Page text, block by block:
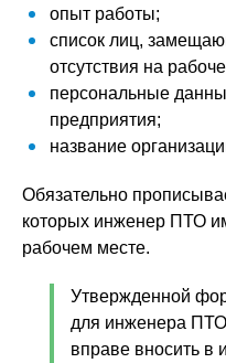
опыт работы;
список лиц,
отсутствия на
персональные
предприятия;
название
Обязательно
которых инженер ПТО
рабочем месте.
Утвержденной
для инженера ПТО
вправе вносить в